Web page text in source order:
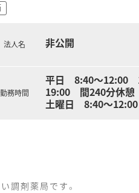
法人名 非公開
勤務時間
平日 8:40～12:00
19:00 間240分休憩
土曜日 8:40～
調剤薬局です。